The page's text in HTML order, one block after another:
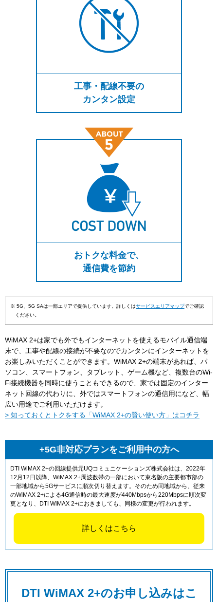
工事・配線不要の
カンタン設定
おトクな料金で、
通信費を節約
※ 5G、5G SAは一部エリアで提供しています。詳しくはサービスエリアマップでご確認
ください。
WiMAX 2+は家でも外でもインターネットを使えるモバイル通信端
末で、工事や配線の接続が不要なのでカンタンにインターネットを
お楽しみいただくことができます。WiMAX 2+の端末があれば、パ
ソコン、スマートフォン、タブレット、ゲーム機など、複数台のWi-
Fi接続機器を同時に使うこともできるので、家では固定のインター
ネット回線の代わりに、外ではスマートフォンの通信用になど、幅
広い用途でご利用いただけます。
> 知っておくとトクをする「WiMAX 2+の賢い使い方」はコチラ
+5G非対応プランをご利用中の方へ
DTI WiMAX 2+の回線提供元UQコミュニケーションズ株式会社は、2022年
12月12日以降、WiMAX 2+周波数帯の一部において東名阪の主要都市部の
一部地域から5Gサービスに順次切り替えます。そのため同地域から、従来
のWiMAX 2+による4G通信時の最大速度が440Mbpsから220Mbpsに順次変
更となり、DTI WiMAX 2+におきましても、同様の変更が行われます。
詳しくはこちら
DTI WiMAX 2+のお申し込みはこ